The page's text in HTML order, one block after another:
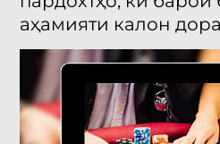
аҳамияти калон